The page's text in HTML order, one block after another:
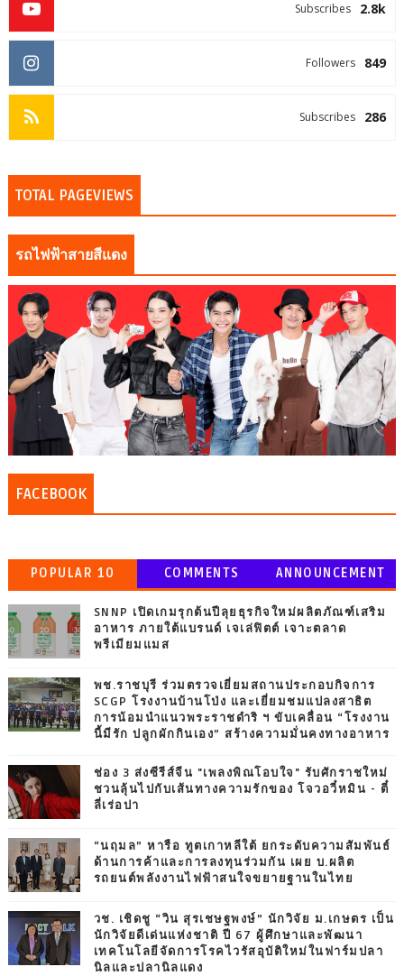
2.8k
Subscribes
849
Followers
286
Subscribes
TOTAL PAGEVIEWS
รถไฟฟ้าสายสีแดง
FACEBOOK
POPULAR 10 COMMENTS ANNOUNCEMENT
SNNP เปิดเกมรุกต้นปีลุยธุรกิจใหม่ผลิตภัณฑ์เสริม
อาหาร ภายใต้แบรนด์ เจเล่ฟิตต์ เจาะตลาด
พรีเมียมแมส
พช.ราชบุรี ร่วมตรวจเยี่ยมสถานประกอบกิจการ
SCGP โรงงานบ้านโป่ง และเยี่ยมชมแปลงสาธิต
การน้อมนำแนวพระราชดำริ ฯ ขับเคลื่อน “โรงงาน
นี้มีรัก ปลูกผักกินเอง” สร้างความมั่นคงทางอาหาร
ช่อง 3 ส่งซีรีส์จีน "เพลงพิณโอบใจ" รับศักราชใหม่
ชวนลุ้นไปกับเส้นทางความรักของ โจวอวี๋หมิน - ตี๋
ลี่เร่อปา
“นฤมล” หารือ ทูตเกาหลีใต้ ยกระดับความสัมพันธ์
ด้านการค้าและการลงทุนร่วมกัน เผย บ.ผลิต
รถยนต์พลังงานไฟฟ้าสนใจขยายฐานในไทย
วช. เชิดชู “วิน สุรเชษฐพงษ์” นักวิจัย ม.เกษตร เป็น
นักวิจัยดีเด่นแห่งชาติ ปี 67 ผู้ศึกษาและพัฒนา
เทคโนโลยีจัดการโรคไวรัสอุบัติใหม่ในฟาร์มปลา
นิลและปลานิลแดง